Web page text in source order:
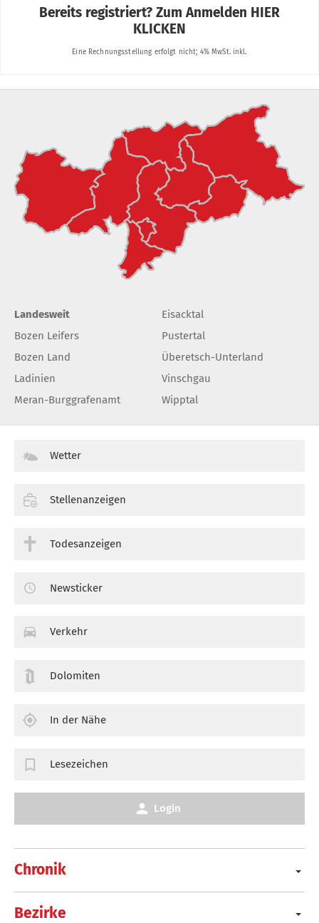
Landesweit
Bozen Leifers
Bozen Land
Ladinien
Meran-Burggrafenamt
Eisacktal
Pustertal
Überetsch-Unterland
Vinschgau
Wipptal
Chronik
Bezirke
Wetter
Stellenanzeigen
Todesanzeigen
Newsticker
Verkehr
Dolomiten
In der Nähe
Lesezeichen
Login